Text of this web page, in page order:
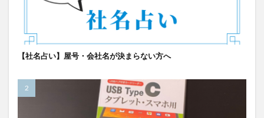
【社名占い】屋号・会社名が決まらない方へ